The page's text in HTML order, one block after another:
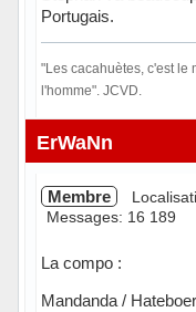
Portugais.
"Les cacahuètes, c'est le
l'homme". JCVD.
Hors ligne
ErWaNn
Membre
Messages: 16 189
La compo :
Mandanda /